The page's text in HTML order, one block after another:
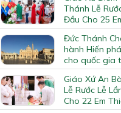
Thánh Lễ
Đầu Cho 25
Nhi
Đức Thánh
hành Hiến
cho quốc gia
Vatican
Giáo Xứ An
Lễ Rước Lễ
Cho 22 Em